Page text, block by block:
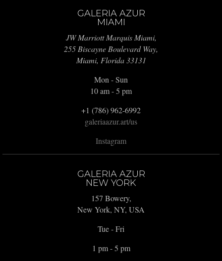
GALERIA AZUR
MIAMI
JW Marriott Marquis Miami,
255 Biscayne Boulevard Way,
Miami, Florida 33131
Mon - Sun
10 am - 5 pm
+1 (786) 962-6992
galeriaazur.art/us
Instagram
GALERIA AZUR
NEW YORK
157 Bowery,
New York, NY, USA
Tue - Fri
1 pm - 5 pm